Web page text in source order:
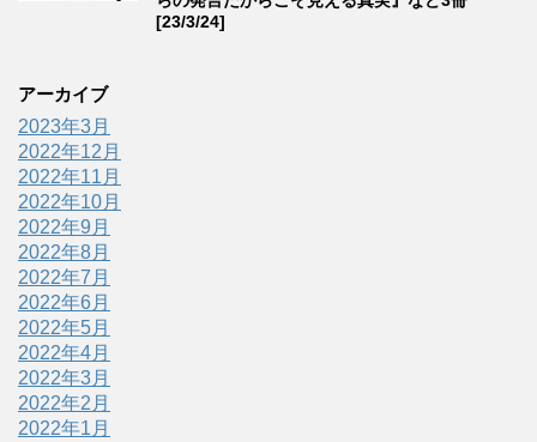
[23/3/24]
アーカイブ
2023年3月
2022年12月
2022年11月
2022年10月
2022年9月
2022年8月
2022年7月
2022年6月
2022年5月
2022年4月
2022年3月
2022年2月
2022年1月